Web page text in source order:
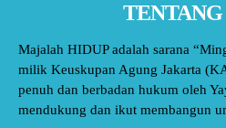
Majalah HIDUP adalah sarana
milik Keuskupan Agung Jakarta
penuh dan berbadan hukum oleh
mendukung dan ikut membangun